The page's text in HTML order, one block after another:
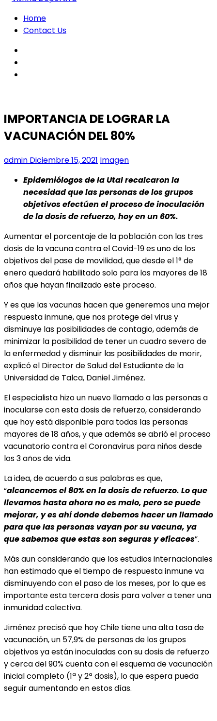
Home
Contact Us
IMPORTANCIA DE LOGRAR LA
VACUNACIÓN DEL 80%
admin Diciembre 15, 2021 Imagen
Epidemiólogos de la Utal recalcaron la
necesidad que las personas de los grupos
objetivos efectúen el proceso de inoculación
de la dosis de refuerzo, hoy en un 60%.
Aumentar el porcentaje de la población con las tres
dosis de la vacuna contra el Covid-19 es uno de los
objetivos del pase de movilidad, que desde el 1° de
enero quedará habilitado solo para los mayores de 18
años que hayan finalizado este proceso.
Y es que las vacunas hacen que generemos una mejor
respuesta inmune, que nos protege del virus y
disminuye las posibilidades de contagio, además de
minimizar la posibilidad de tener un cuadro severo de
la enfermedad y disminuir las posibilidades de morir,
explicó el Director de Salud del Estudiante de la
Universidad de Talca, Daniel Jiménez.
El especialista hizo un nuevo llamado a las personas a
inocularse con esta dosis de refuerzo, considerando
que hoy está disponible para todas las personas
mayores de 18 años, y que además se abrió el proceso
vacunatorio contra el Coronavirus para niños desde
los 3 años de vida.
La idea, de acuerdo a sus palabras es que,
“alcancemos el 80% en la dosis de refuerzo. Lo que
llevamos hasta ahora no es malo, pero se puede
mejorar, y es ahí donde debemos hacer un llamado
para que las personas vayan por su vacuna, ya
que sabemos que estas son seguras y eficaces”.
Más aun considerando que los estudios internacionales
han estimado que el tiempo de respuesta inmune va
disminuyendo con el paso de los meses, por lo que es
importante esta tercera dosis para volver a tener una
inmunidad colectiva.
Jiménez precisó que hoy Chile tiene una alta tasa de
vacunación, un 57,9% de personas de los grupos
objetivos ya están inoculadas con su dosis de refuerzo
y cerca del 90% cuenta con el esquema de vacunación
inicial completo (1ª y 2ª dosis), lo que espera pueda
seguir aumentando en estos días.